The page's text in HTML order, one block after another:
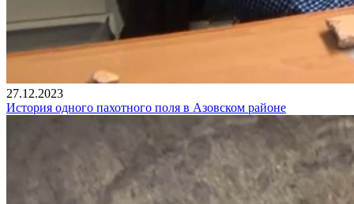
27.12.2023
История одного пахотного поля в Азовском районе